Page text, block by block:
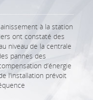
à la station
ont constaté des
niveau de la centrale
pannes des
d’énergie
l’installation prévoit